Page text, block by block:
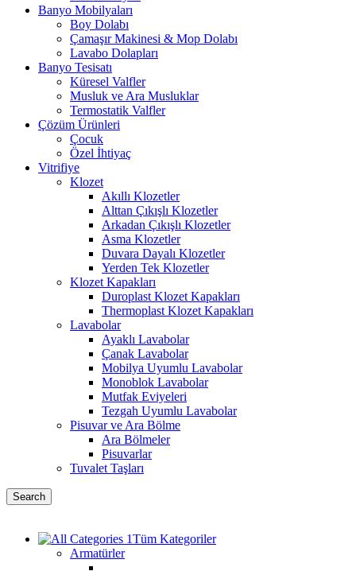
Banyo Mobilyaları
Boy Dolabı
Çamaşır Makinesi & Mop Dolabı
Lavabo Dolapları
Banyo Tesisatı
Küresel Valfler
Musluk ve Ara Musluklar
Termostatik Valfler
Çözüm Ürünleri
Çocuk
Özel İhtiyaç
Vitrifiye
Klozet
Akıllı Klozetler
Alttan Çıkışlı Klozetler
Arkadan Çıkışlı Klozetler
Asma Klozetler
Duvara Dayalı Klozetler
Yerden Tek Klozetler
Klozet Kapakları
Duroplast Klozet Kapakları
Thermoplast Klozet Kapakları
Lavabolar
Ayaklı Lavabolar
Çanak Lavabolar
Mobilya Uyumlu Lavabolar
Monoblok Lavabolar
Mutfak Eviyeleri
Tezgah Uyumlu Lavabolar
Pisuvar ve Ara Bölme
Ara Bölmeler
Pisuvarlar
Tuvalet Taşları
Search
Tüm Kategoriler
Armatürler